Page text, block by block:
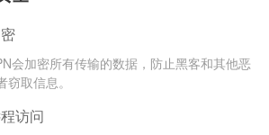
会加密所有传输的数据，防止黑客和其他恶
窃取信息。
访问